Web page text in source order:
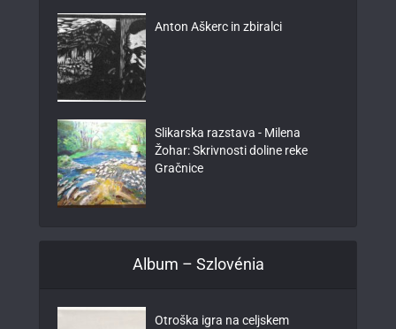
Anton Aškerc in zbiralci
Slikarska razstava - Milena
Žohar: Skrivnosti doline reke
Gračnice
Album – Szlovénia
Otroška igra na celjskem